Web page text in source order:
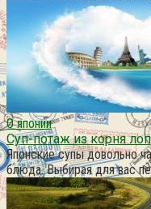
О японии
Суп-потаж из корня
Японские супы довольно
блюда. Выбирая для вас